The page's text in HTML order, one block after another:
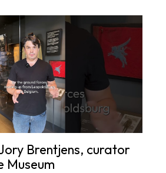
Brentjens, curator
Museum